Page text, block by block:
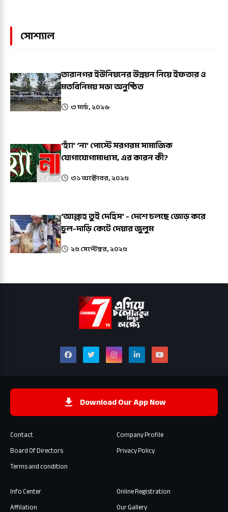
সোশ্যাল
তারানগর ইউনিয়নের উন্নয়ন নিয়ে ইফতার ও
মতবিনিময় সভা অনুষ্ঠিত
৩ মার্চ, ২০২৬
‘হ্যাঁ’ ‘না’ পোস্টে সরগরম সামাজিক
যোগাযোগামাধ্যম, এর কারন কী?
৩১ অক্টোবর, ২০২৫
‘আল্লাহ তুই দেহিস’ - দেশে চলছে জোড় করে
চুল-দাড়ি কেটে দেয়ার জুলুম
২৫ সেপ্টেম্বর, ২০২৫
Download Our App Now
Contact
Company Profile
Board Of Directors
Privacy Policy
Terms and condition
Info Center
Online Registration
Affilation
Our Gallery